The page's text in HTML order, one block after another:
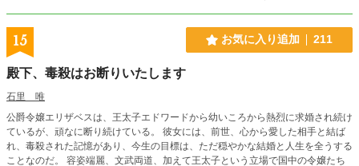
15 お気に入り追加 211
殿下、毒殺はお断りいたします
石里 唯
公爵令嬢エリザベスは、王太子エドワードから幼いころから熱烈に求婚され続け
ているが、頑なに断り続けている。 彼女には、前世、心から愛した相手と結ば
れ、毒殺された記憶があり、今生の目標は、ただ穏やかな結婚と人生を全うする
ことなのだ。 容姿端麗、文武両道、加えて王太子という立場で国中の令嬢たち